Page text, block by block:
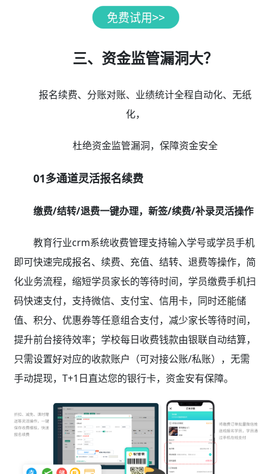
三、资金监管漏洞大？
报名续费、分账对账、业绩统计全程自动化、无纸
化，
杜绝资金监管漏洞，保障资金安全
01多通道灵活报名续费
缴费/结转/退费一键办理，新签/续费/补录灵活操作
教育行业crm系统收费管理支持输入学号或学员手机
即可快速完成报名、续费、充值、结转、退费等操作，简
化业务流程，缩短学员家长的等待时间，学员缴费手机扫
码快速支付，支持微信、支付宝、信用卡，同时还能储
值、积分、优惠券等任意组合支付，减少家长等待时间，
提升前台接待效率；学校每日收费钱款由银联自动结算，
只需设置好对应的收款账户（可对接公账/私账），无需
手动提现，T+1日直达您的银行卡，资金安有保障。